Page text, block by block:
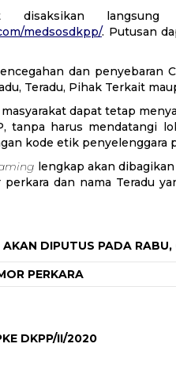
disaksikan
medsosdkpp/. Putusan
dan penyebaran
Teradu, Pihak Terkait
dapat tetap
tanpa harus mendatangi
kode etik penyelenggara
lengkap akan
dan nama Teradu
AKAN DIPUTUS PADA RABU,
PERKARA
DKPP/II/2020